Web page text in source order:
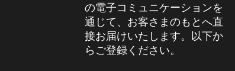
の電子コミュニケーションを
通じて、お客さまのもとへ直
接お届けいたします。以下か
らご登録ください。